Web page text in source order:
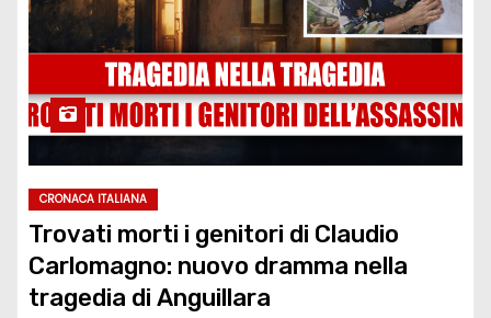
CRONACA ITALIANA
Trovati morti i genitori di Claudio
Carlomagno: nuovo dramma nella
tragedia di Anguillara